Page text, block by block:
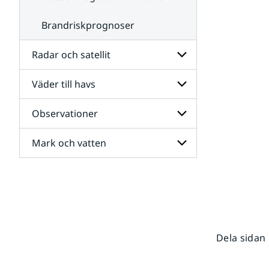
Brandriskprognoser
Radar och satellit
Undersidor
för
Radar
och
satellit
Väder till havs
Undersidor
för
Väder
till
havs
Observationer
Undersidor
för
Mark och vatten
Dela sidan